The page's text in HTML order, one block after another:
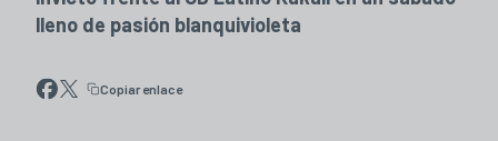
lleno de pasión blanquivioleta
Copiar enlace